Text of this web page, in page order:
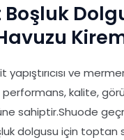
yapıştırıcısı ve
performans, kalite,
sahiptir.Shuode
dolgusu için toptan